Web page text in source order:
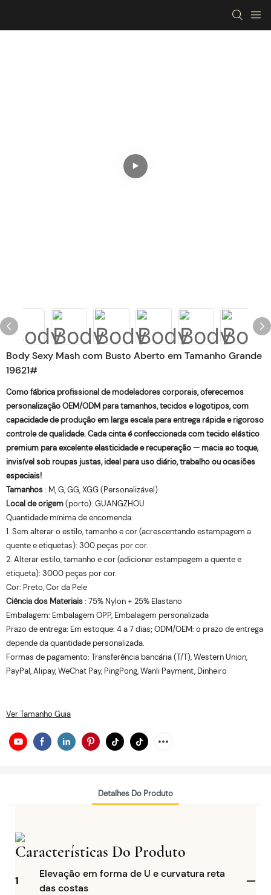
Body Sexy Mash com Busto Aberto em Tamanho Grande
19621#
Como fábrica profissional de modeladores corporais, oferecemos
personalização OEM/ODMpara tamanhos, tecidos e logotipos, com
capacidade de produção em larga escala para entrega rápida e rigoroso
controle de qualidade. Cada cinta é confeccionada com tecido elástico
premium para excelente elasticidade e recuperação — macia ao toque,
invisível sob roupas justas, ideal para uso diário, trabalho ou ocasiões
especiais!
Tamanhos: M, G, GG, XGG (Personalizável)
Local de origem(porto): GUANGZHOU
Quantidade mínima de encomenda:
1. Sem alterar o estilo, tamanho e cor (acrescentando estampagem a
quente e etiquetas): 300 peças por cor.
2. Alterar estilo, tamanho e cor (adicionar estampagem a quente e
etiqueta): 3000 peças por cor.
Cor: Preto, Cor da Pele
Ciência dos Materiais: 75% Nylon + 25% Elastano
Embalagem: Embalagem OPP, Embalagem personalizada
Prazo de entrega: Em estoque: 4 a 7 dias; ODM/OEM: o prazo de entrega
depende da quantidade personalizada.
Formas de pagamento: Transferência bancária (T/T), Western Union,
PayPal, Alipay, WeChat Pay, PingPong, Wanli Payment, Dinheiro
Ver Tamanho Guia
Detalhes Do Produto
Características Do Produto
1
Elevação em forma de U e curvatura reta
das costas